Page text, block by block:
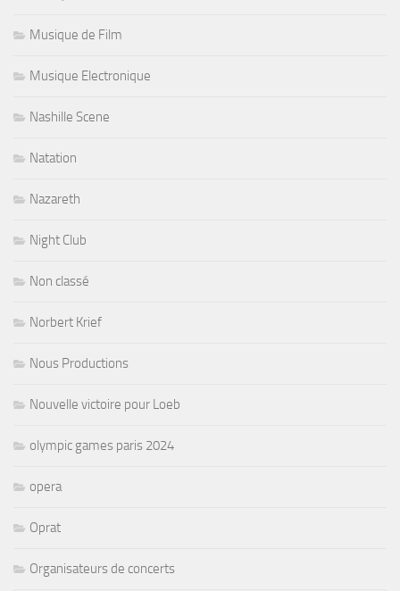
Musique de Film
Musique Electronique
Nashille Scene
Natation
Nazareth
Night Club
Non classé
Norbert Krief
Nous Productions
Nouvelle victoire pour Loeb
olympic games paris 2024
opera
Oprat
Organisateurs de concerts